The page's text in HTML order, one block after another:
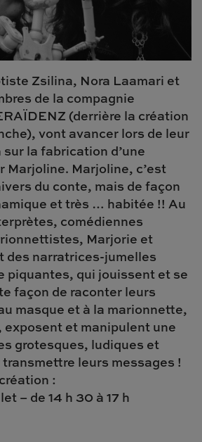
Zsilina, Nora Laamari et
de la compagnie
(derrière la création
vont avancer lors de leur
la fabrication d’une
Marjoline. Marjoline, c’est
du conte, mais de façon
et très … habitée !! Au
comédiennes
Marjorie et
des narratrices-jumelles
piquantes, qui jouissent et se
façon de raconter leurs
masque et à la marionnette,
et manipulent une
grotesques, ludiques et
leurs messages !
:
– de 14 h 30 à 17 h